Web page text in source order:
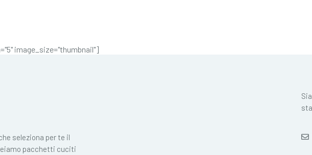
image_size="thumbnail"]
seleziona per te il
pacchetti cuciti